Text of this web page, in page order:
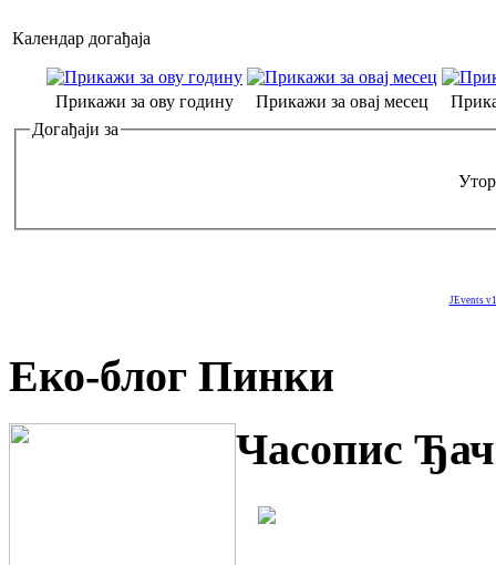
Календар догађаја
Прикажи за ову годину Прикажи за овај месец
Догађаји за
JEvents
Еко-блог Пинки
Часопис